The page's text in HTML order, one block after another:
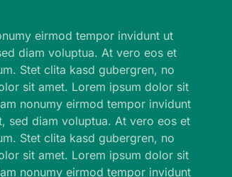
eirmod tempor invidunt ut
diam voluptua. At vero eos et
Stet clita kasd gubergren, no
sit amet. Lorem ipsum dolor sit
nonumy eirmod tempor invidunt
sed diam voluptua. At vero eos et
Stet clita kasd gubergren, no
sit amet. Lorem ipsum dolor sit
nonumy eirmod tempor invidunt